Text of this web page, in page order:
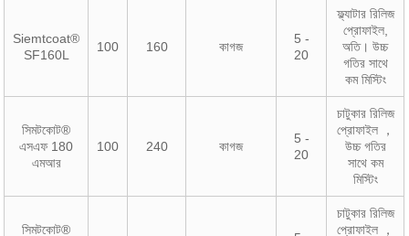
Siemtcoat®
SF160L
100 160 কাগজ
5 -
20
ফ্ল্যাটার রিলিজ
প্রোফাইল,
অতি। উচ্চ
গতির সাথে
কম মিস্টিং
সিমটকোট®
এসএফ 180
এমআর
100 240 কাগজ
5 -
20
চাটুকার রিলিজ
প্রোফাইল ，
উচ্চ গতির
সাথে কম
মিস্টিং
সিমটকোট®
চাটুকার রিলিজ
প্রোফাইল ，